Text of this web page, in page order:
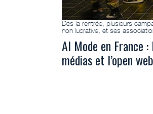
Dès la rentrée, plusieurs
non lucrative, et ses
AI Mode en France
médias et l’open web